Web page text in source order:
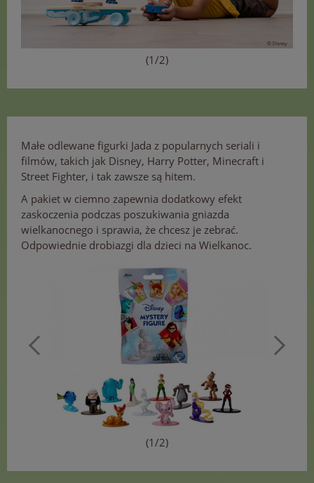
(1/2)
Małe odlewane figurki Jada z popularnych seriali i
filmów, takich jak Disney, Harry Potter, Minecraft i
Street Fighter, i tak zawsze są hitem.
A pakiet w ciemno zapewnia dodatkowy efekt
zaskoczenia podczas poszukiwania gniazda
wielkanocnego i sprawia, że chcesz je zebrać.
Odpowiednie drobiazgi dla dzieci na Wielkanoc.
(1/2)